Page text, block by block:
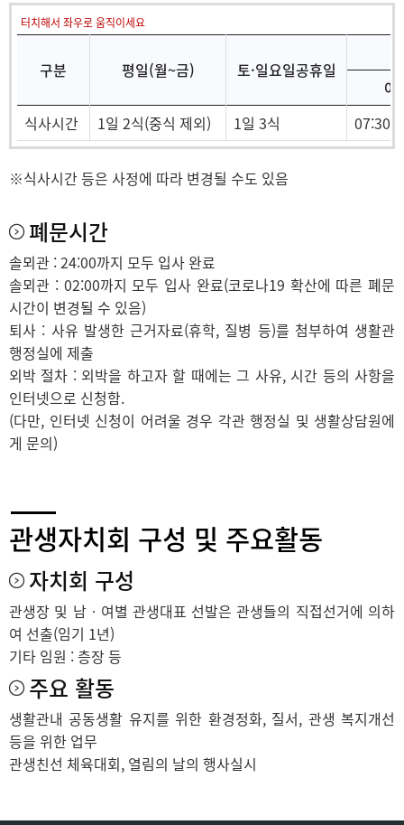
터치해서 좌우로 움직이세요
구분 평일(월~금)
토·일요일공휴일
아
식사시간
1일 2식(중식 제외) 1일 3식
※식사시간 등은 사정에 따라 변경될 수도 있음
폐문시간
솔뫼관 : 24:00까지 모두 입사 완료
솔뫼관 : 02:00까지 모두 입사 완료(코로나19 확산에 따른 폐문
시간이 변경될 수 있음)
퇴사 : 사유 발생한 근거자료(휴학, 질병 등)를 첨부하여 생활관
행정실에 제출
외박 절차 : 외박을 하고자 할 때에는 그 사유, 시간 등의 사항을
인터넷으로 신청함.
(다만, 인터넷 신청이 어려울 경우 각관 행정실 및 생활상담원에
게 문의)
관생자치회 구성 및 주요활동
자치회 구성
관생장 및 남‧여별 관생대표 선발은 관생들의 직접선거에 의하
여 선출(임기 1년)
기타 임원 : 층장 등
주요 활동
생활관내 공동생활 유지를 위한 환경정화, 질서, 관생 복지개선
등을 위한 업무
관생친선 체육대회, 열림의 날의 행사실시